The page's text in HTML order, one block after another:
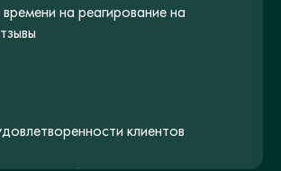
на реагирование на
клиентов